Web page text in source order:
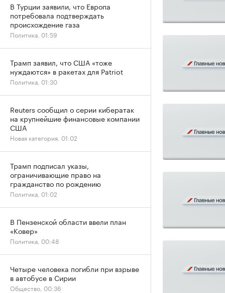
В Турции заявили, что Европа
потребовала подтверждать
происхождение газа
Политика, 01:59
Трамп заявил, что США «тоже
нуждаются» в ракетах для Patriot
Политика, 01:30
Reuters сообщил о серии кибератак
на крупнейшие финансовые компании
США
Новая категория, 01:02
Трамп подписал указы,
ограничивающие право на
гражданство по рождению
Политика, 01:02
В Пензенской области ввели план
«Ковер»
Политика, 00:48
Четыре человека погибли при взрыве
в автобусе в Сирии
Общество, 00:36